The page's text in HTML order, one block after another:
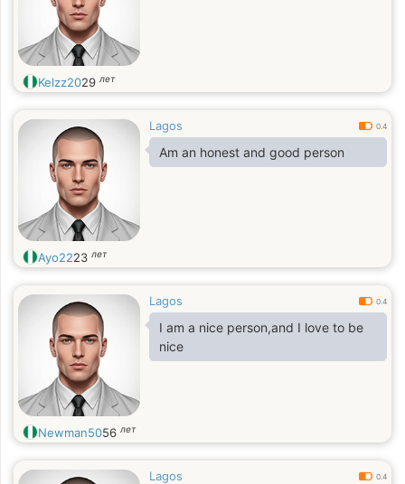
Kelzz2029 лет
Lagos 0.4
Am an honest and good person
Ayo2223 лет
Lagos 0.4
I am a nice person,and I love to be
nice
Newman5056 лет
Lagos 0.4